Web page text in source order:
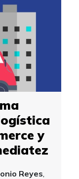
y
Reyes,